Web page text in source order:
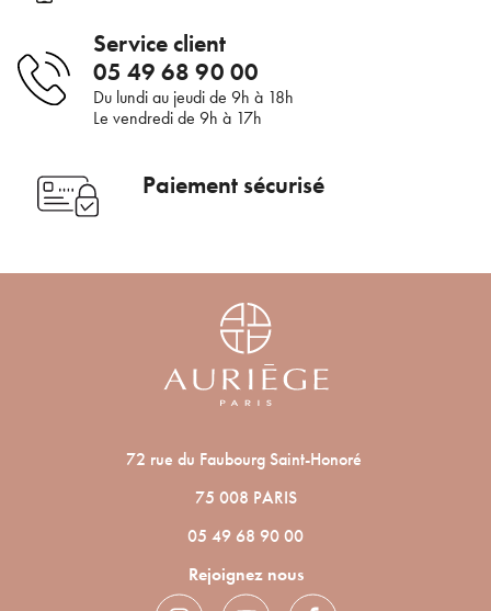
Voulez-vous vraiment supprimer le produit suivant du
panier ?
Service client
05 49 68 90 00
Du lundi au jeudi de 9h à 18h
Le vendredi de 9h à 17h
Paiement sécurisé
72 rue du Faubourg Saint-Honoré
75 008 PARIS
05 49 68 90 00
Rejoignez nous
Bienvenue !
bénéficier de nos conseils de saison, inscrivez-
JE M’INSCRIS
En renseignant votre adresse e-mail, vous acceptez de recevoir des
communications par e-mail de la part d’Auriège.